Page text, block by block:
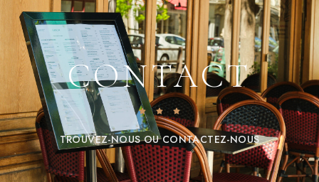
CONTACT
TROUVEZ-NOUS OU CONTACTEZ-NOUS